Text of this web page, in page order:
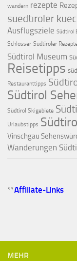
wandern rezepte
suedtiroler
Ausflugsziele Südtirol
Schlösser Südtiroler
Südtirol Museum
Reisetipps
Restauranttipps
Südtirol
Südtirol Skigebiete
Urlaubstipps
Vinschgau
Wanderungen
**Affiliate-Links
MEHR